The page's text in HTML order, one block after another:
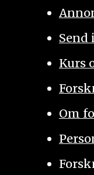
Kurs
Om